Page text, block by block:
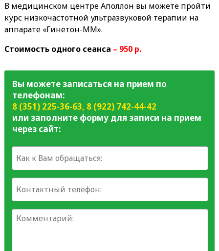
В медицинском центре Аполлон вы можете пройти
курс низкочастотной ультразвуковой терапии на
аппарате «Гинетон-ММ».
Стоимость одного сеанса – 950 р.
Вы можете записаться на прием по
телефонам:
8 (351) 225-36-63, 8 (922) 742-44-42
или заполните форму для записи на прием
через сайт: